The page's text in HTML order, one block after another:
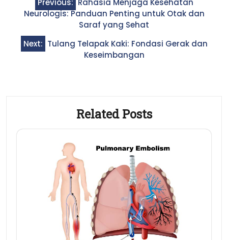
navigation
Previous: Rahasia Menjaga Kesehatan
Neurologis: Panduan Penting untuk Otak dan
Saraf yang Sehat
Next: Tulang Telapak Kaki: Fondasi Gerak dan
Keseimbangan
Related Posts